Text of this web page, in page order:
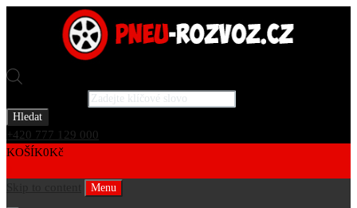
Hledat
+420 777 129 000
KOŠÍK0Kč
Menu